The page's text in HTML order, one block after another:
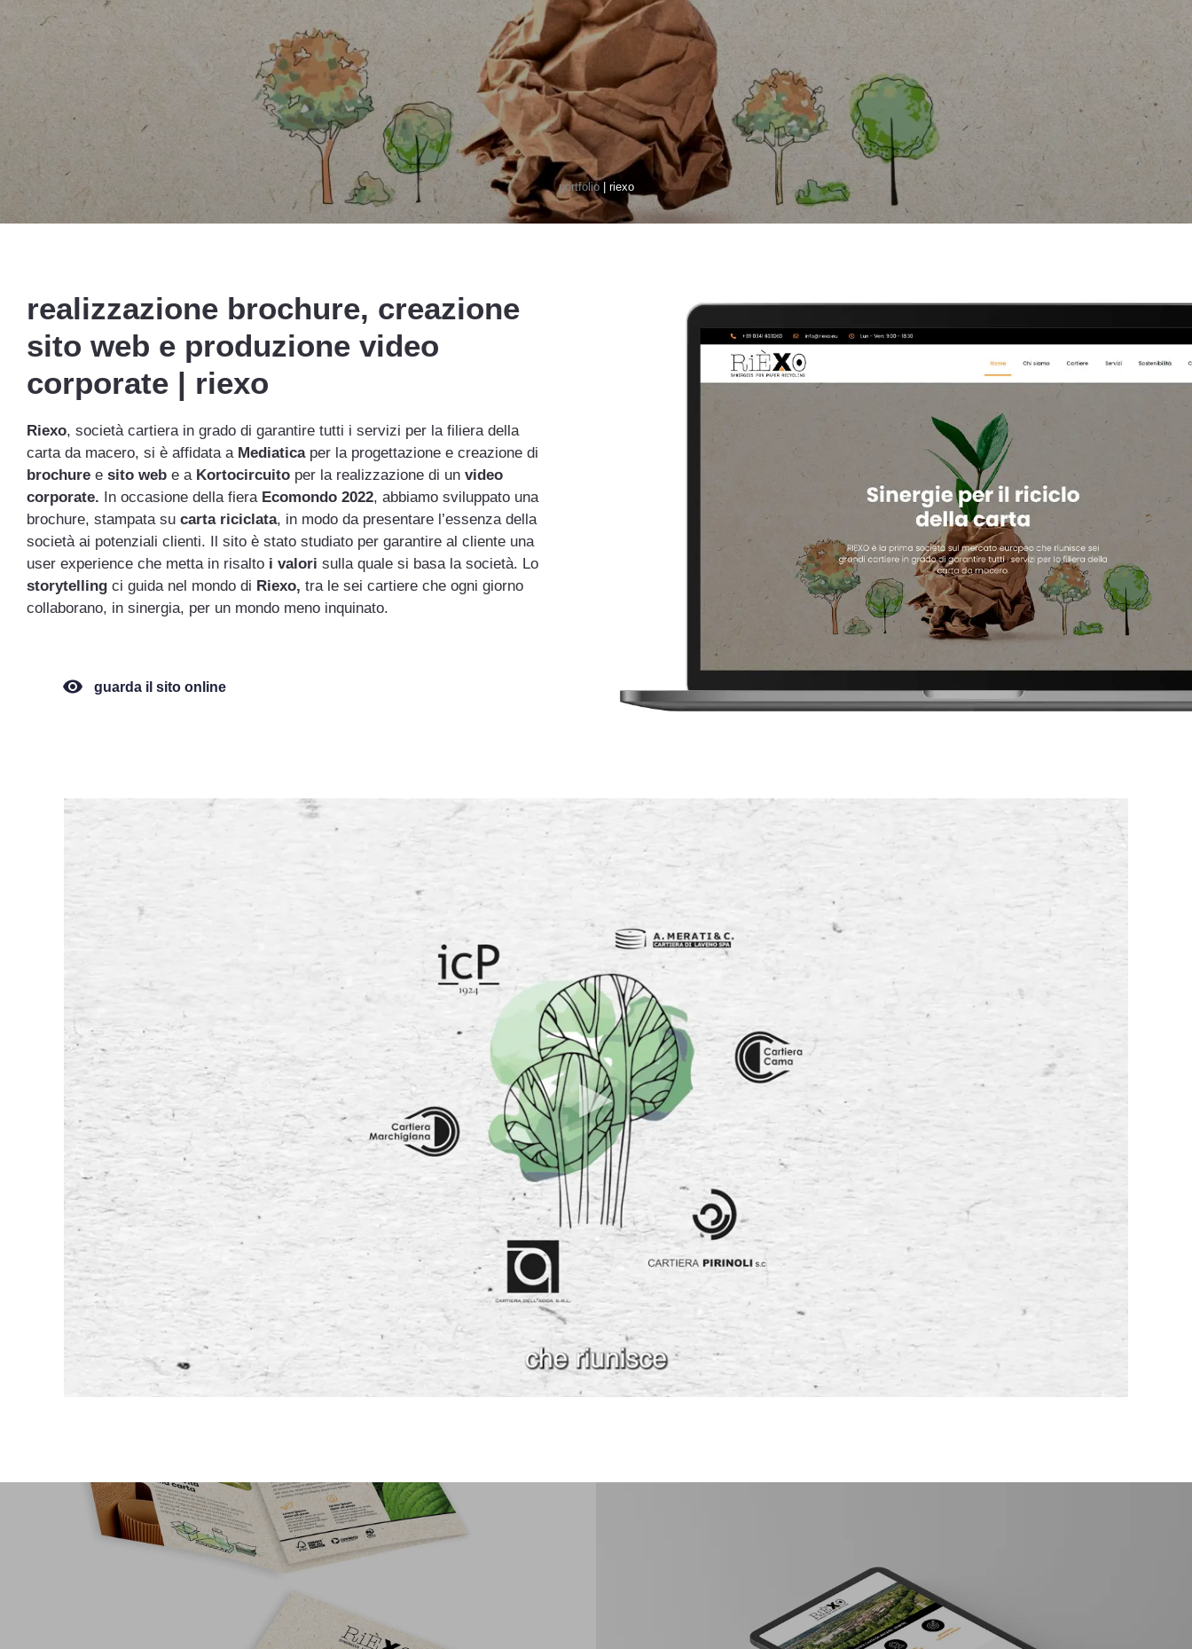
portfolio| riexo
realizzazione brochure, creazione
sito web e produzione video
corporate | riexo
Riexo, società cartiera in grado di garantire tutti i servizi per la filiera della
carta da macero, si è affidata a Mediaticaper la progettazione e creazione di
brochure e sito web e aKortocircuito per la realizzazione di un video
corporate. In occasione della fiera Ecomondo 2022, abbiamo sviluppato una
brochure, stampata su carta riciclata, in modo da presentare l’essenza della
società ai potenziali clienti. Il sito è stato studiato per garantire al cliente una
user experience che metta in risalto i valori sulla quale si basa la società. Lo
storytelling ci guida nel mondo di Riexo, tra le sei cartiere che ogni giorno
collaborano, in sinergia, per un mondo meno inquinato.
guarda il sito online